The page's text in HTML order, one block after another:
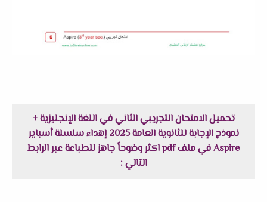
تحميل الامتحان التجريبي الثاني في اللغة الإنجليزية +
نموذج الإجابة للثانوية العامة 2025 إهداء سلسلة أسباير
Aspire في ملف pdf اكثر وضوحاً جاهز للطباعة عبر الرابط
التالي :